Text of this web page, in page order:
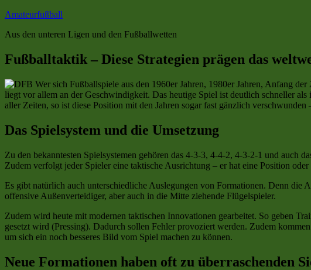
Zum
springen
Amateurfußball
Aus den unteren Ligen und den Fußballwetten
Fußballtaktik – Diese Strategien prägen das
Wer sich Fußballspiele aus den 1960er Jahren, 1980er Jahren, Anfang
liegt vor allem an der Geschwindigkeit. Das heutige Spiel ist deutlich schneller
aller Zeiten, so ist diese Position mit den Jahren sogar fast gänzlich
Das Spielsystem und die Umsetzung
Zu den bekanntesten Spielsystemen gehören das 4-3-3, 4-4-2, 4-3-2-1 und auch
Zudem verfolgt jeder Spieler eine taktische Ausrichtung – er hat eine Position
Es gibt natürlich auch unterschiedliche Auslegungen von Formationen. Denn die
offensive Außenverteidiger, aber auch in die Mitte ziehende Flügelspieler.
Zudem wird heute mit modernen taktischen Innovationen gearbeitet. So geben
gesetzt wird (Pressing). Dadurch sollen Fehler provoziert werden. Zudem
um sich ein noch besseres Bild vom Spiel machen zu können.
Neue Formationen haben oft zu überraschenden